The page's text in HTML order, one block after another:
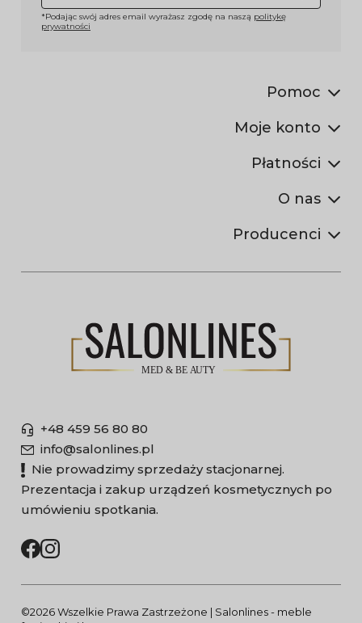
*Podając swój adres email wyrażasz zgodę na naszą politykę
prywatności
Pomoc
Moje konto
Płatności
O nas
Producenci
+48 459 56 80 80
info@salonlines.pl
Nie prowadzimy sprzedaży stacjonarnej.
Prezentacja i zakup urządzeń kosmetycznych po
umówieniu spotkania.
©2026 Wszelkie Prawa Zastrzeżone | Salonlines - meble